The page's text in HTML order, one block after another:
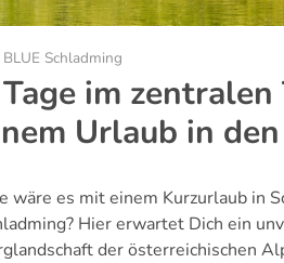
Schladming
im
Urlaub in
wäre es mit einem Kurzurlaub in
Hier erwartet Dich ein
der österreichischen